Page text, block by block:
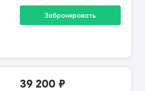
Забронировать
39 200 ₽